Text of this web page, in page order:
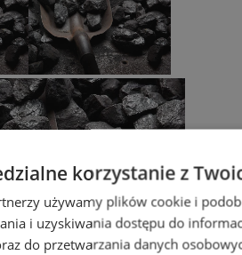
korzystanie z
używamy plików cookie i
i uzyskiwania dostępu do
do przetwarzania danych